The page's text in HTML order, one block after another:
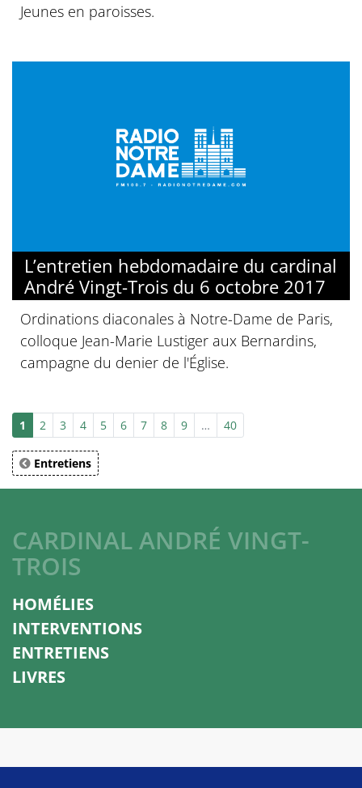
Jeunes en paroisses.
L’entretien hebdomadaire du cardinal
André Vingt-Trois du 6 octobre 2017
Ordinations diaconales à Notre-Dame de Paris,
colloque Jean-Marie Lustiger aux Bernardins,
campagne du denier de l'Église.
1 2 3 4 5 6 7 8 9 … 40
Entretiens
CARDINAL ANDRÉ VINGT-
TROIS
HOMÉLIES
INTERVENTIONS
ENTRETIENS
LIVRES